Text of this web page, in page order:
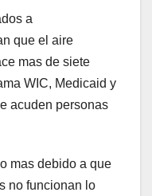
a
que el aire
mas de siete
WIC, Medicaid y
acuden personas
mas debido a que
no funcionan lo